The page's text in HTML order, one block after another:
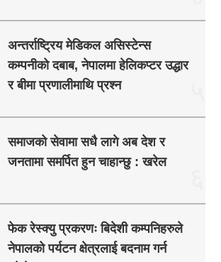
अन्तर्राष्ट्रिय मेडिकल असिस्टेन्स
कम्पनीको दबाब, नेपालमा हेलिकप्टर उद्धार
र बीमा प्रणालीमाथि प्रश्न
समाजको सेवामा सधै लागे अब देश र
जनतामा समर्पित हुन चाहान्छु : खरेल
फेक रेस्क्यु प्रकरणः बिदेशी कम्पनिहरुले
नेपालको पर्यटन क्षेत्रलाई बदनाम गर्न